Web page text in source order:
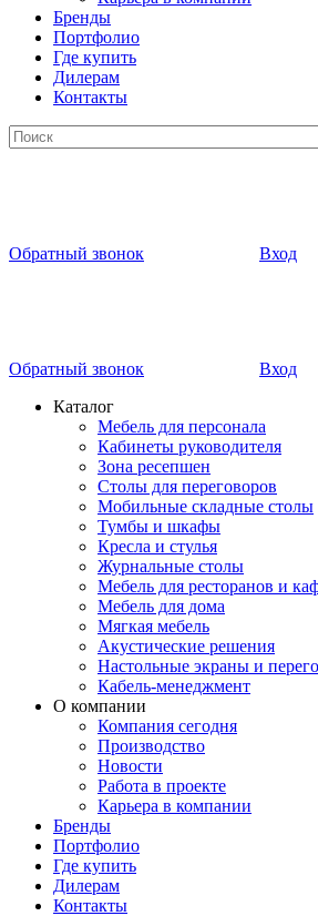
Бренды
Портфолио
Где купить
Дилерам
Контакты
Обратный звонок Вход
Обратный звонок
Вход
Каталог
Мебель для персонала
Кабинеты руководителя
Зона ресепшен
Столы для переговоров
Мобильные складные столы
Тумбы и шкафы
Кресла и стулья
Журнальные столы
Мебель для ресторанов и
Мебель для дома
Мягкая мебель
Акустические решения
Настольные экраны и
Кабель-менеджмент
О компании
Компания сегодня
Производство
Новости
Работа в проекте
Карьера в компании
Бренды
Портфолио
Где купить
Дилерам
Контакты